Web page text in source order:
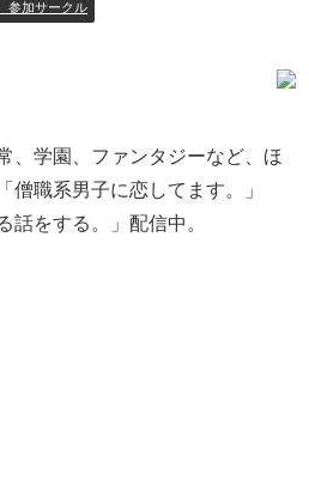
参加サークル
、学園、ファンタジーなど、ほ
僧職系男子に恋してます。」
話をする。」配信中。